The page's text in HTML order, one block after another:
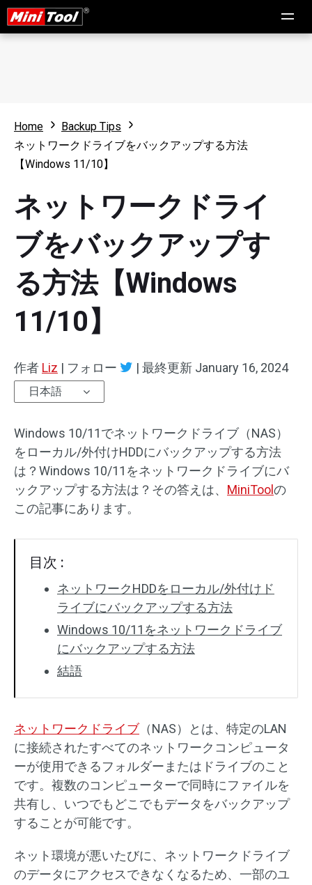
Home
Backup Tips
ネットワークドライブをバックアップする方法
【Windows 11/10】
ネットワークドライ
ブをバックアップす
る方法【Windows
11/10】
作者 Liz | フォロー | 最終更新 January 16, 2024
日本語
Windows 10/11でネットワークドライブ（NAS）
をローカル/外付けHDDにバックアップする方法
は？Windows 10/11をネットワークドライブにバ
ックアップする方法は？その答えは、 MiniToolの
この記事にあります。
目次 :
ネットワークHDDをローカル/外付けド
ライブにバックアップする方法
Windows 10/11をネットワークドライブ
にバックアップする方法
結語
ネットワークドライブ（NAS）とは、特定のLAN
に接続されたすべてのネットワークコンピュータ
ーが使用できるフォルダーまたはドライブのこと
です。複数のコンピューターで同時にファイルを
共有し、いつでもどこでもデータをバックアップ
することが可能です。
ネット環境が悪いたびに、ネットワークドライブ
のデータにアクセスできなくなるため、一部のユ